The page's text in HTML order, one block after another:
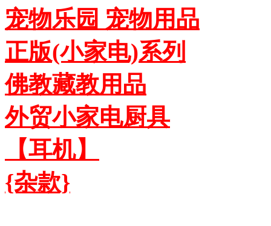
宠物乐园 宠物用品
正版(小家电)系列
佛教藏教用品
外贸小家电厨具
【耳机】
{杂款}